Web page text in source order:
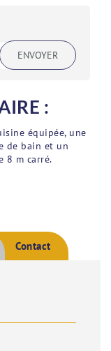
ENVOYER
:
équipée, une
de bain et un
8 m carré.
Contact